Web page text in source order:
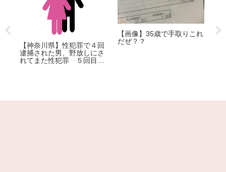
【神奈川県】性犯罪で４回
逮捕された男、野放しにさ
れてまた性犯罪 ５回目の
【画像】35歳で手取りこれ
だぜ？？